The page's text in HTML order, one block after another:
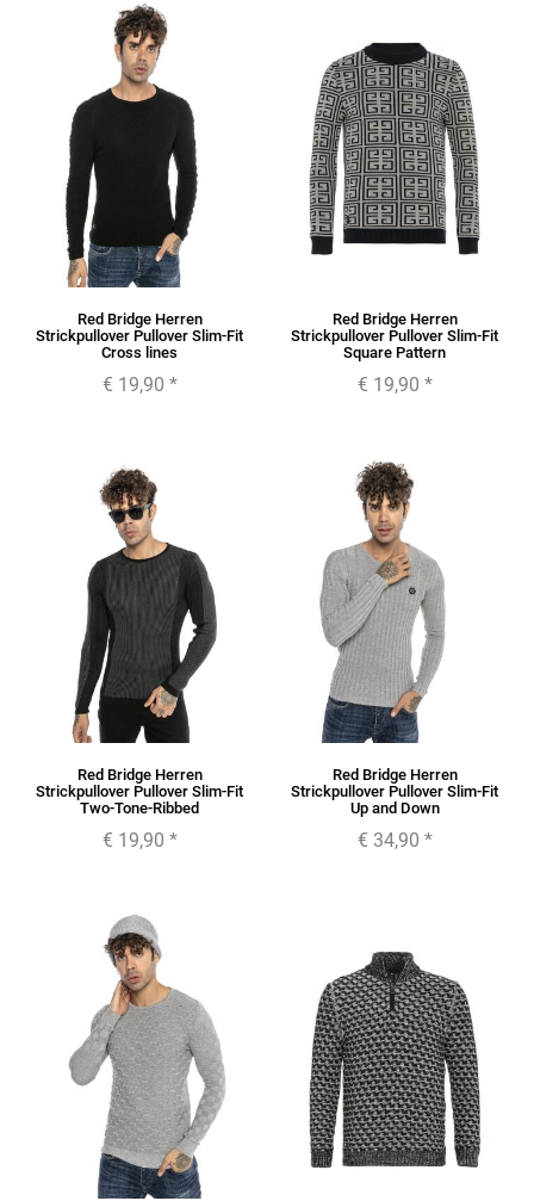
Red Bridge Herren
Strickpullover Pullover Slim-Fit
Cross lines
€ 19,90 *
Red Bridge Herren
Strickpullover Pullover Slim-Fit
Square Pattern
€ 19,90 *
Red Bridge Herren
Strickpullover Pullover Slim-Fit
Two-Tone-Ribbed
€ 19,90 *
Red Bridge Herren
Strickpullover Pullover Slim-Fit
Up and Down
€ 34,90 *